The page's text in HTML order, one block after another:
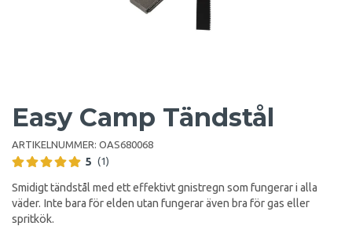
Easy Camp Tändstål
ARTIKELNUMMER: OAS680068
5 (1)
Smidigt tändstål med ett effektivt gnistregn som fungerar i alla
väder. Inte bara för elden utan fungerar även bra för gas eller
spritkök.